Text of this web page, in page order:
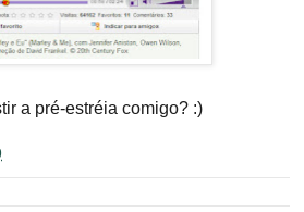
a pré-estréia comigo? :)